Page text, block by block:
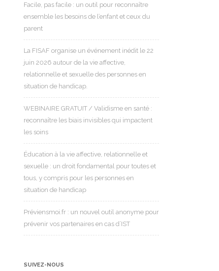
Facile, pas facile : un outil pour reconnaître
ensemble les besoins de l’enfant et ceux du
parent
La FISAF organise un événement inédit le 22
juin 2026 autour de la vie affective,
relationnelle et sexuelle des personnes en
situation de handicap.
WEBINAIRE GRATUIT / Validisme en santé :
reconnaître les biais invisibles qui impactent
les soins
Éducation à la vie affective, relationnelle et
sexuelle : un droit fondamental pour toutes et
tous, y compris pour les personnes en
situation de handicap
Préviensmoi.fr : un nouvel outil anonyme pour
prévenir vos partenaires en cas d’IST
SUIVEZ-NOUS